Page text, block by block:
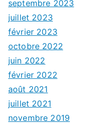
septembre 2023
juillet 2023
février 2023
octobre 2022
juin 2022
février 2022
août 2021
juillet 2021
novembre 2019